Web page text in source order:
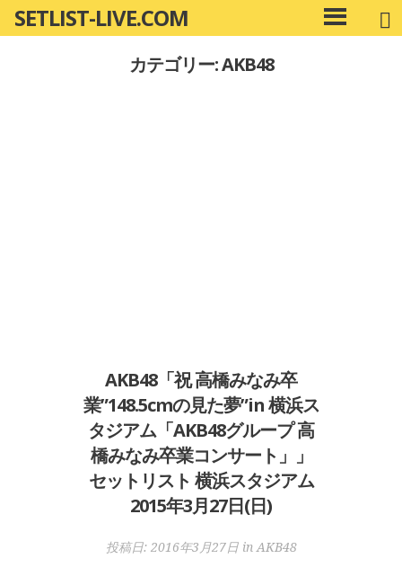
ン
SETLIST-LIVE.COM
メ
イ
カテゴリー: AKB48
AKB48「祝 高橋みなみ卒
業”148.5cmの見た夢”in 横浜ス
タジアム「AKB48グループ 高
橋みなみ卒業コンサート」」
セットリスト 横浜スタジアム
2015年3月27日(日)
投稿日: 2016年3月27日in AKB48